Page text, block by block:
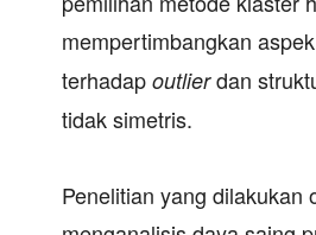
mempertimbangkan aspek
terhadap outlierdan
tidak simetris.
Penelitian yang dilakukan